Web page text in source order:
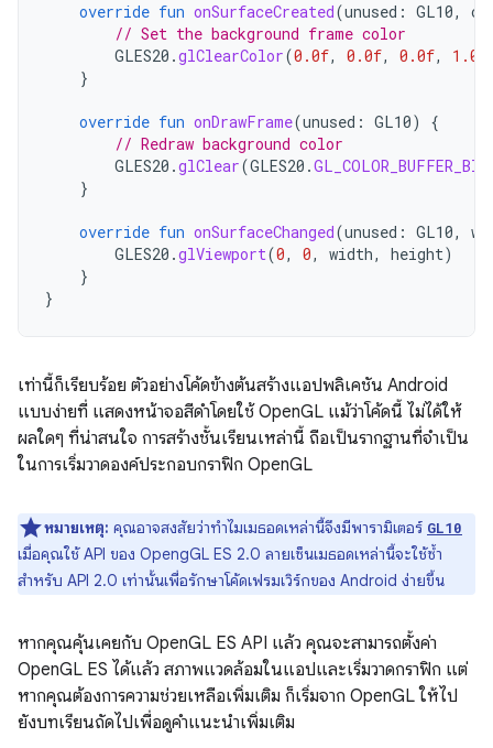
override fun onSurfaceCreated(unused : GL10,
// Set the background frame color
GLES20 .glClearColor(0.0f, 0.0f, 0.0f, 1.0f
}
override fun onDrawFrame(unused : GL10)
{
// Redraw background color
GLES20 .glClear(GLES20 .GL_COLOR_BUFFER_BIT
}
override fun onSurfaceChanged(unused : GL10,
GLES20 .glViewport(0, 0, width, height)
}
}
เท่านี้ก็เรียบร้อย ตัวอย่างโค้ดข้างต้นสร้างแอปพลิเคชัน Android
แบบง่ายที่ แสดงหน้าจอสีดำโดยใช้ OpenGL แม้ว่าโค้ดนี้ ไม่ได้ให้
ผลใดๆ ที่น่าสนใจ การสร้างชั้นเรียนเหล่านี้ ถือเป็นรากฐานที่จำเป็น
ในการเริ่มวาดองค์ประกอบกราฟิก OpenGL
หมายเหตุ: คุณอาจสงสัยว่าทำไมเมธอดเหล่านี้จึงมีพารามิเตอร์ GL10
เมื่อคุณใช้ API ของ OpengGL ES 2.0 ลายเซ็นเมธอดเหล่านี้จะใช้ซ้ำ
สำหรับ API 2.0 เท่านั้นเพื่อรักษาโค้ดเฟรมเวิร์กของ Android ง่ายขึ้น
หากคุณคุ้นเคยกับ OpenGL ES API แล้ว คุณจะสามารถตั้งค่า
OpenGL ES ได้แล้ว สภาพแวดล้อมในแอปและเริ่มวาดกราฟิก แต่
หากคุณต้องการความช่วยเหลือเพิ่มเติม ก็เริ่มจาก OpenGL ให้ไป
ยังบทเรียนถัดไปเพื่อดูคำแนะนำเพิ่มเติม